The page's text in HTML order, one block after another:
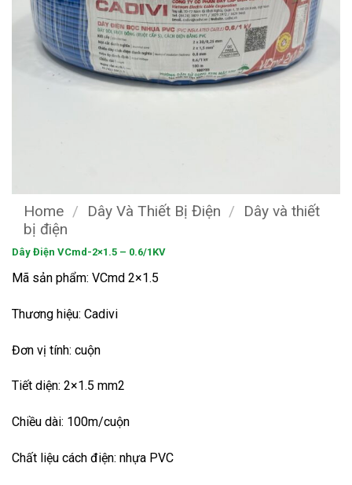
Home / Dây Và Thiết Bị Điện /
Dây và thiết
bị điện
Dây Điện VCmd-2×1.5 – 0.6/1KV
Mã sản phẩm: VCmd 2×1.5
Thương hiệu: Cadivi
Đơn vị tính: cuộn
Tiết diện: 2×1.5 mm2
Chiều dài: 100m/cuộn
Chất liệu cách điện: nhựa PVC